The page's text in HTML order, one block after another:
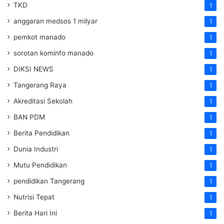
TKD 1
anggaran medsos 1 milyar 1
pemkot manado 1
sorotan kominfo manado 1
DIKSI NEWS 1
Tangerang Raya 1
Akreditasi Sekolah 1
BAN PDM 1
Berita Pendidikan 1
Dunia Industri 1
Mutu Pendidikan 1
pendidikan Tangerang 1
Nutrisi Tepat 1
Berita Hari Ini 1